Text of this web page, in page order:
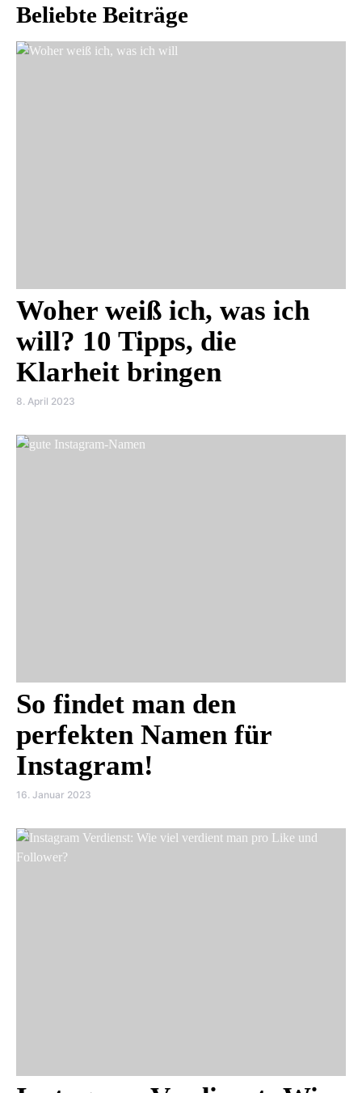
Beliebte Beiträge
Woher weiß ich, was ich
will? 10 Tipps, die
Klarheit bringen
8. April 2023
So findet man den
perfekten Namen für
Instagram!
16. Januar 2023